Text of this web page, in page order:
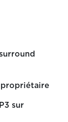
propriétaire
sur